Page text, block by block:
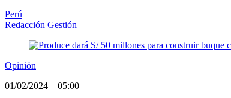
Perú
Redacción Gestión
Opinión
01/02/2024
05:00